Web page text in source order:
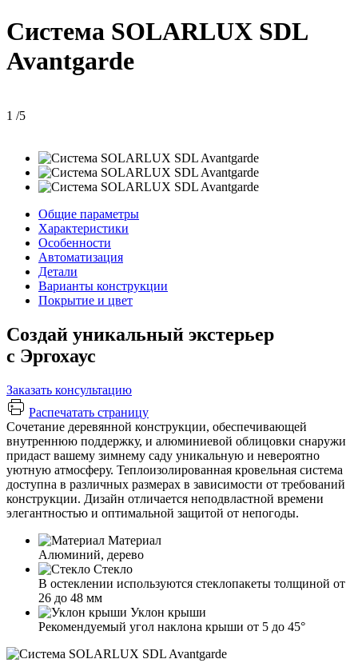
Система SOLARLUX SDL
Avantgarde
1 /5
Общие параметры
Характеристики
Особенности
Автоматизация
Детали
Варианты конструкции
Покрытие и цвет
Создай уникальный экстерьер
с Эргохаус
Заказать консультацию
Распечатать страницу
Сочетание деревянной конструкции, обеспечивающей
внутреннюю поддержку, и алюминиевой облицовки снаружи
придаст вашему зимнему саду уникальную и невероятно
уютную атмосферу. Теплоизолированная кровельная система
доступна в различных размерах в зависимости от требований
конструкции. Дизайн отличается неподвластной времени
элегантностью и оптимальной защитой от непогоды.
Материал
Алюминий, дерево
Cтекло
В остеклении используются стеклопакеты толщиной от
26 до 48 мм
Уклон крыши
Рекомендуемый угол наклона крыши от 5 до 45°